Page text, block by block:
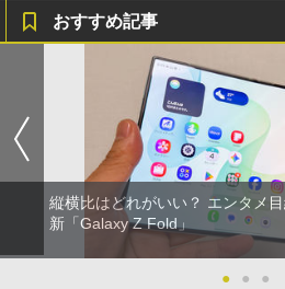
おすすめ記事
縦横比はどれがいい？ エンタメ
新「Galaxy Z Fold」
● ● ●